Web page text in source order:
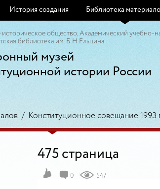
История создания Библиотека
историческое общество, Академический
библиотека им. Б.Н.Ельцина
музей
истории России
/ Конституционное совещание 1993
475 страница
0 547